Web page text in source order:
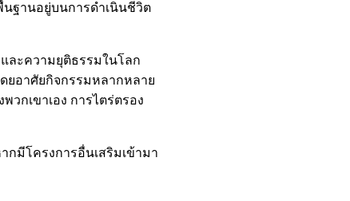
ฐานอยู่บนการดำเนินชีวิต
ละความยุติธรรมในโลก
ยอาศัยกิจกรรมหลากหลาย
กเขาเอง การไตร่ตรอง
กมีโครงการอื่นเสริมเข้ามา